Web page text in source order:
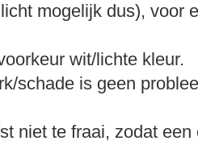
mogelijk dus), voor
wit/lichte kleur.
schade is geen
niet te fraai, zodat